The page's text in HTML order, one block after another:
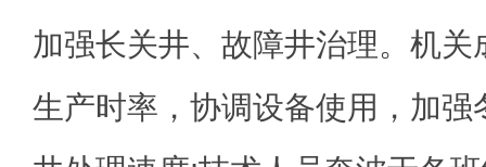
加强长关井、故障井治理。机
生产时率，协调设备使用，加强